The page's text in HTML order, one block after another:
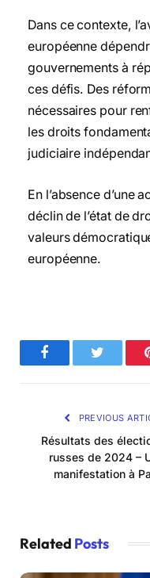
Dans ce contexte,
européenne
gouvernements à
ces défis. Des
nécessaires pour
les droits
judiciaire
En l’absence d’une
déclin de l’état de
valeurs
européenne.
FacebookTwitter
PREVIOUS
Résultats des
russes de 2024 –
manifestation à
Related Posts